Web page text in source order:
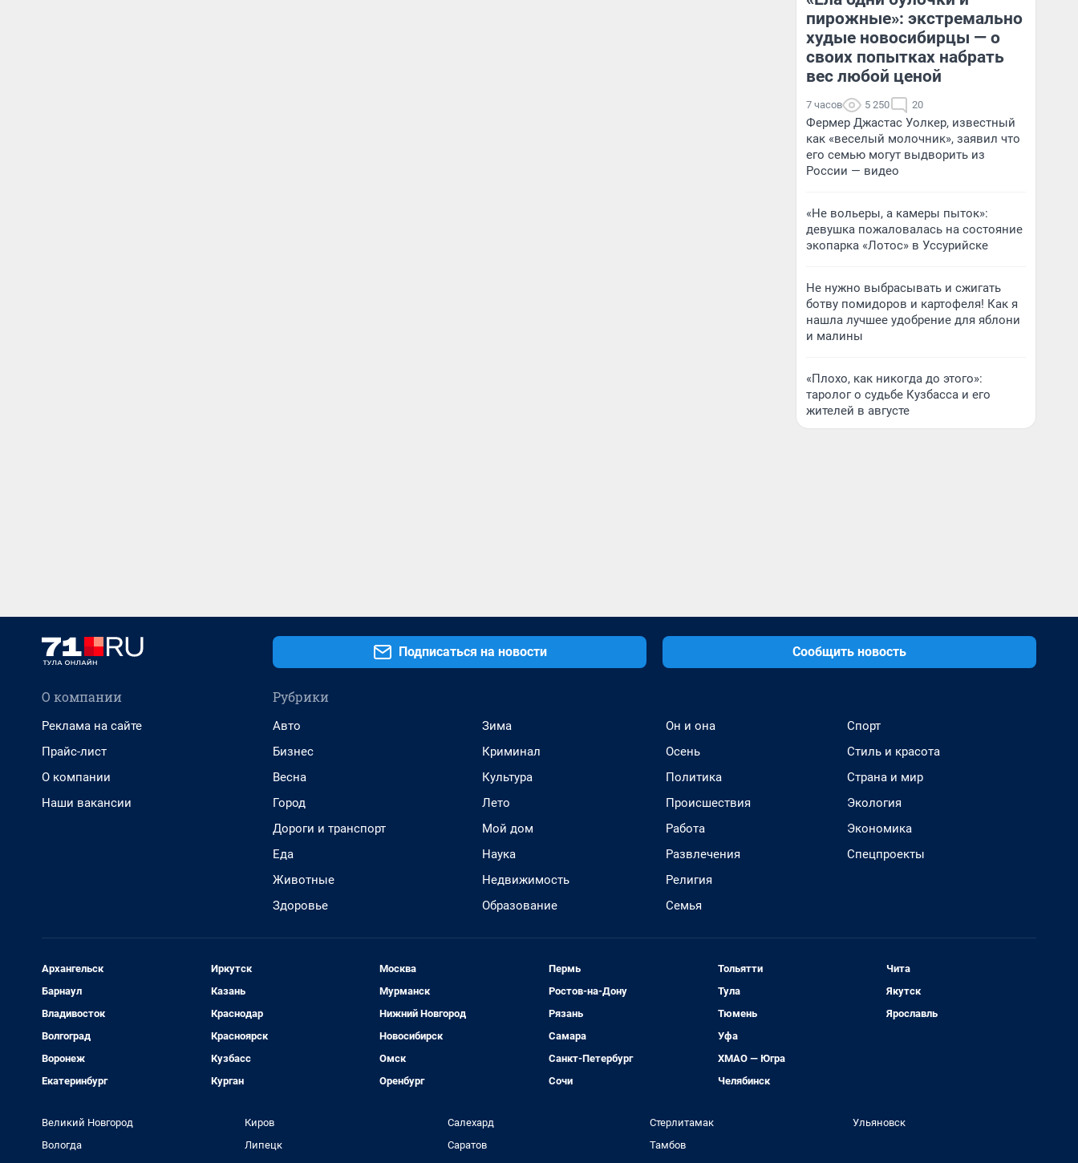
пирожные»: экстремально
худые новосибирцы — о
своих попытках набрать
вес любой ценой
7 часов 5 250 20
Фермер Джастас Уолкер, известный
как «веселый молочник», заявил что
его семью могут выдворить из
России — видео
«Не вольеры, а камеры пыток»:
девушка пожаловалась на состояние
экопарка «Лотос» в Уссурийске
Не нужно выбрасывать и сжигать
ботву помидоров и картофеля! Как я
нашла лучшее удобрение для яблони
и малины
«Плохо, как никогда до этого»:
таролог о судьбе Кузбасса и его
жителей в августе
Подписаться на новости Сообщить новость
О компании
Реклама на сайте
Прайс-лист
О компании
Наши вакансии
Рубрики
Авто
Бизнес
Весна
Город
Дороги и транспорт
Еда
Животные
Здоровье
Зима
Криминал
Культура
Лето
Мой дом
Наука
Недвижимость
Образование
Он и она
Осень
Политика
Происшествия
Работа
Развлечения
Религия
Семья
Спорт
Стиль и красота
Страна и мир
Экология
Экономика
Спецпроекты
Архангельск
Барнаул
Владивосток
Волгоград
Воронеж
Екатеринбург
Иркутск
Казань
Краснодар
Красноярск
Кузбасс
Курган
Москва
Мурманск
Нижний Новгород
Новосибирск
Омск
Оренбург
Пермь
Ростов-на-Дону
Рязань
Самара
Санкт-Петербург
Сочи
Тольятти
Тула
Тюмень
Уфа
ХМАО — Югра
Челябинск
Чита
Якутск
Ярославль
Великий Новгород
Вологда
Киров
Липецк
Салехард
Саратов
Стерлитамак
Тамбов
Ульяновск